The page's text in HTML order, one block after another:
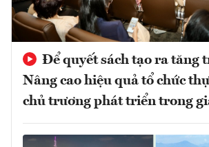
Để quyết sách tạo ra tăng
Nâng cao hiệu quả tổ chức
chủ trương phát triển trong